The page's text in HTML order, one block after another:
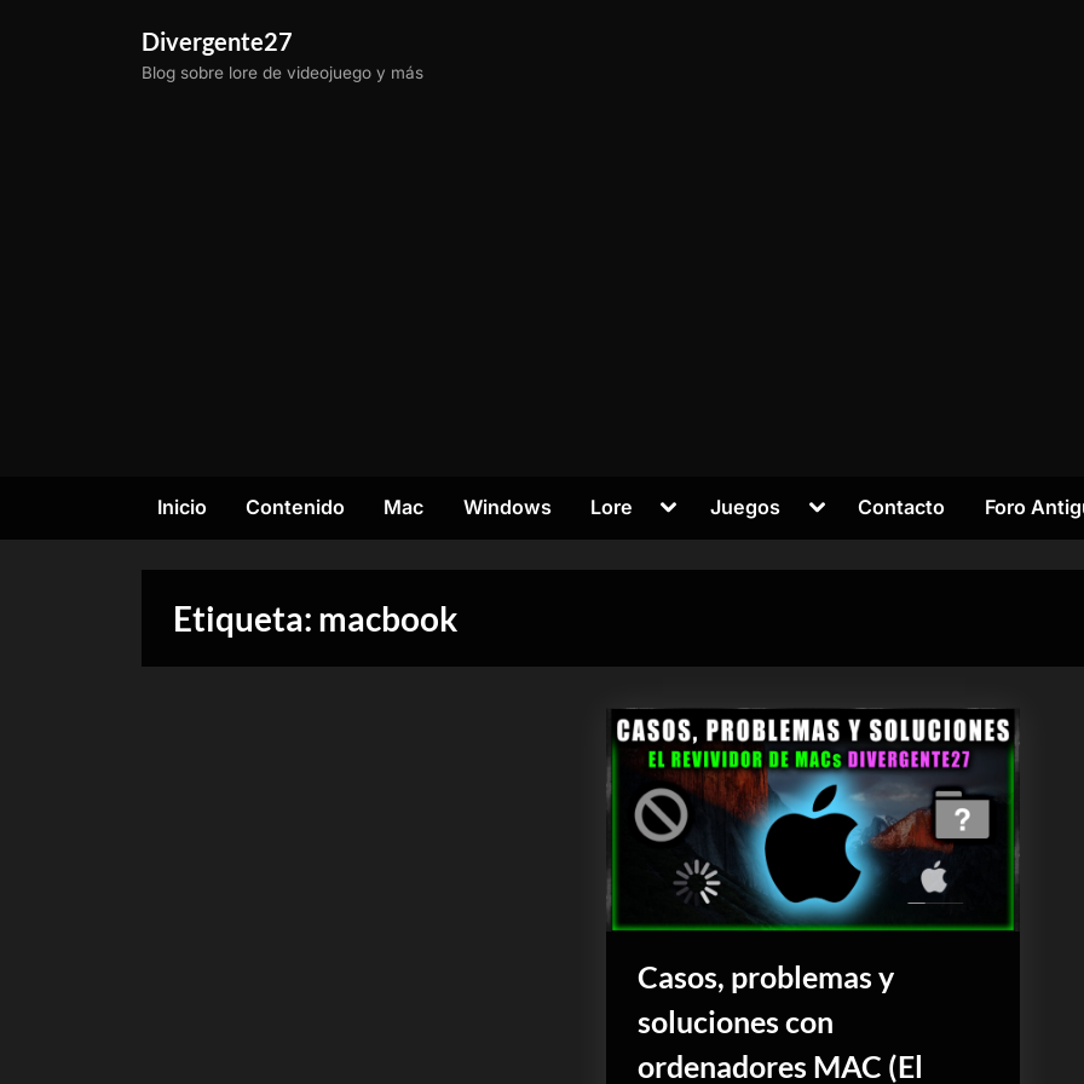
Divergente27
Blog sobre lore de videojuego y más
Inicio Contenido Mac Windows Lore
Alternar
submenú
Juegos
AlternarContacto Foro
Etiqueta: macbook
Casos, problemas y
soluciones con
ordenadores MAC (El